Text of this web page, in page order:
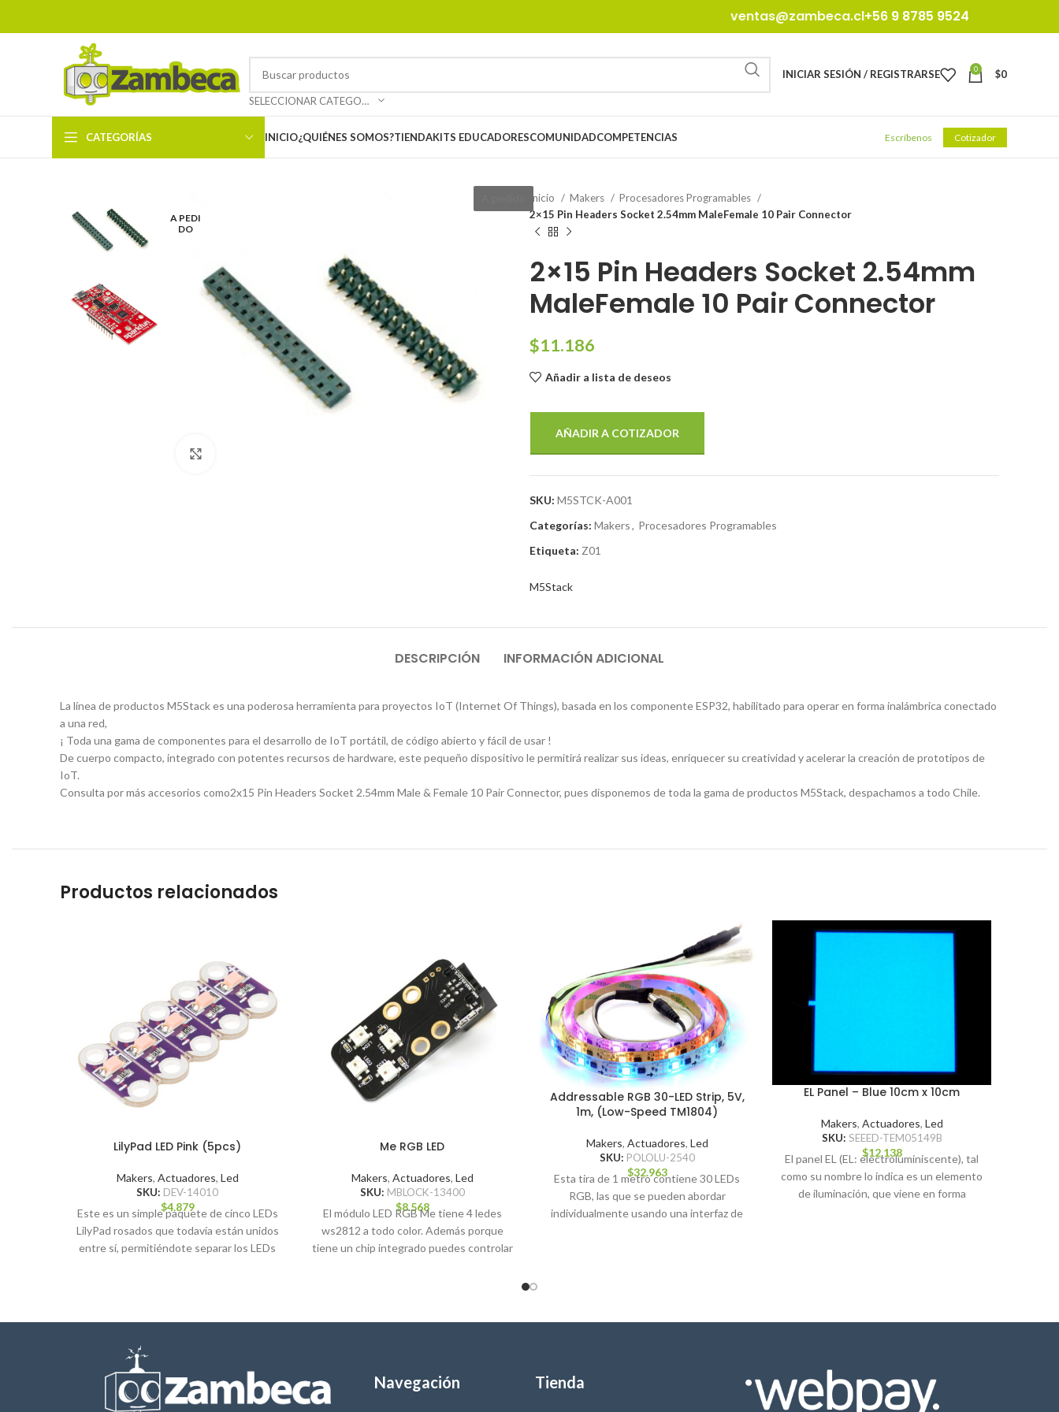
ventas@zambeca.cl+56 9 8785 9524
SELECCIONAR CATEGORÍA
INICIAR SESIÓN / REGISTRARSE 0 $0
CATEGORÍAS INICIO¿QUIÉNES SOMOS?TIENDAKITS EDUCADORESCOMUNIDADCOMPETENCIAS Escríbenos Cotizador
A PEDI
DO
Inicio Makers
Procesadores Programables
2×15 Pin Headers Socket 2.54mm MaleFemale 10 Pair Connector
2×15 Pin Headers Socket 2.54mm
MaleFemale 10 Pair Connector
$11.186
Añadir a lista de deseos
AÑADIR A COTIZADOR
SKU: M5STCK-A001
Categorías: Makers, Procesadores Programables
Etiqueta: Z01
M5Stack
DESCRIPCIÓN INFORMACIÓN ADICIONAL
La línea de productos M5Stack es una poderosa herramienta para proyectos IoT (Internet Of Things), basada en los componente ESP32, habilitado para operar en forma inalámbrica conectado
a una red,
¡ Toda una gama de componentes para el desarrollo de IoT portátil, de código abierto y fácil de usar !
De cuerpo compacto, integrado con potentes recursos de hardware, este pequeño dispositivo le permitirá realizar sus ideas, enriquecer su creatividad y acelerar la creación de prototipos de
IoT.
Consulta por más accesorios como2x15 Pin Headers Socket 2.54mm Male & Female 10 Pair Connector, pues disponemos de toda la gama de productos M5Stack, despachamos a todo Chile.
Productos relacionados
LilyPad LED Pink (5pcs)
Makers, Actuadores, Led
SKU: DEV-14010
$4.879
Este es un simple paquete de cinco LEDs
LilyPad rosados que todavía están unidos
entre sí, permitiéndote separar los LEDs
Me RGB LED
Makers, Actuadores, Led
SKU: MBLOCK-13400
$8.568
El módulo LED RGB Me tiene 4 ledes
ws2812 a todo color. Además porque
tiene un chip integrado puedes controlar
Addressable RGB 30-LED Strip, 5V,
1m, (Low-Speed TM1804)
Makers, Actuadores, Led
SKU: POLOLU-2540
$32.963
Esta tira de 1 metro contiene 30 LEDs
RGB, las que se pueden abordar
individualmente usando una interfaz de
EL Panel – Blue 10cm x 10cm
Makers, Actuadores, Led
SKU: SEEED-TEM05149B
$12.138
El panel EL (EL: electroluminiscente), tal
como su nombre lo indica es un elemento
de iluminación, que viene en forma
Navegación Tienda